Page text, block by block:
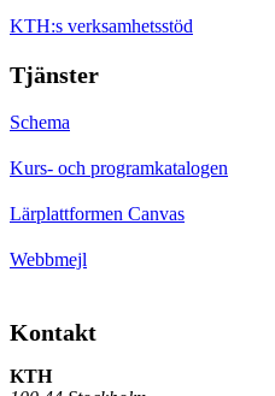
KTH:s verksamhetsstöd
Tjänster
Schema
Kurs- och programkatalogen
Lärplattformen Canvas
Webbmejl
Kontakt
KTH